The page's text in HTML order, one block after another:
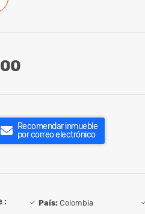
Recomendar inmueble
por correo electrónico
: País: Colombia